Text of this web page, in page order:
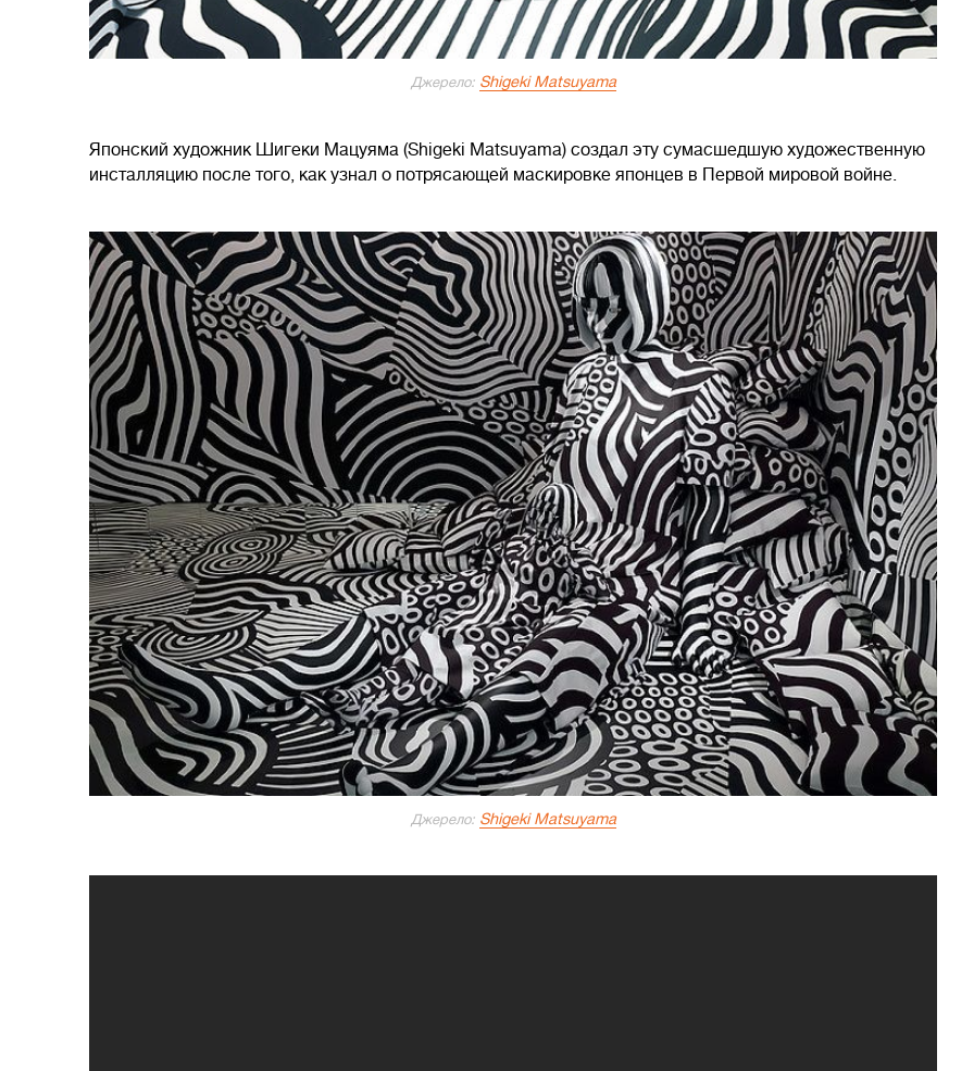
Джерело: Shigeki Matsuyama
Японский художник Шигеки Мацуяма (Shigeki Matsuyama) создал эту сумасшедшую художественную
инсталляцию после того, как узнал о потрясающей маскировке японцев в Первой мировой войне.
Джерело: Shigeki Matsuyama